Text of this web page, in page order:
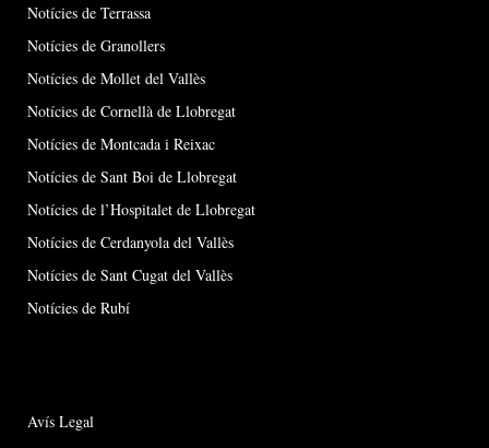
Notícies de Terrassa
Notícies de Granollers
Notícies de Mollet del Vallès
Notícies de Cornellà de Llobregat
Notícies de Montcada i Reixac
Notícies de Sant Boi de Llobregat
Notícies de l’Hospitalet de Llobregat
Notícies de Cerdanyola del Vallès
Notícies de Sant Cugat del Vallès
Notícies de Rubí
Avís Legal